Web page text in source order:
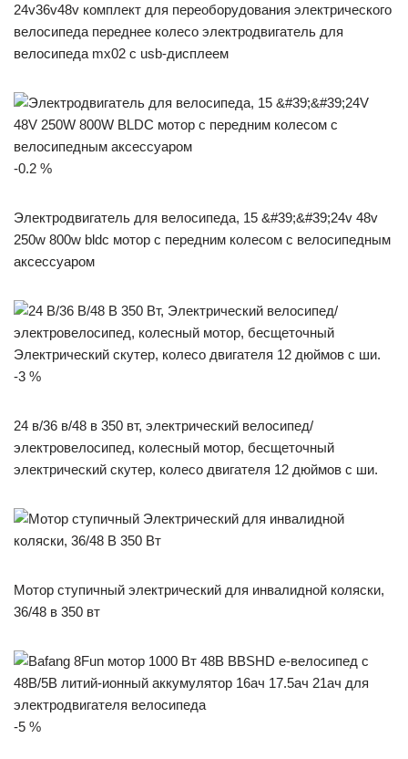
24v36v48v комплект для переоборудования электрического
велосипеда переднее колесо электродвигатель для
велосипеда mx02 с usb-дисплеем
-0.2 %
Электродвигатель для велосипеда, 15 &#39;&#39;24v 48v
250w 800w bldc мотор с передним колесом с велосипедным
аксессуаром
-3 %
24 в/36 в/48 в 350 вт, электрический велосипед/
электровелосипед, колесный мотор, бесщеточный
электрический скутер, колесо двигателя 12 дюймов с ши.
Мотор ступичный электрический для инвалидной коляски,
36/48 в 350 вт
-5 %